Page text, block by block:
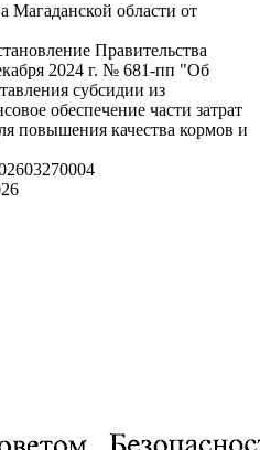
Магаданской области от
Правительства
2024 г. № 681-пп "Об
субсидии из
обеспечение части затрат
повышения качества кормов и